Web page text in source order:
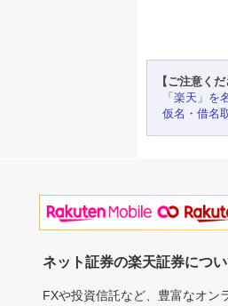
【ご注意くだ
「楽天」を
仮名・借名
ネット証券の楽天証券につ
FXや投資信託など、豊富なオン